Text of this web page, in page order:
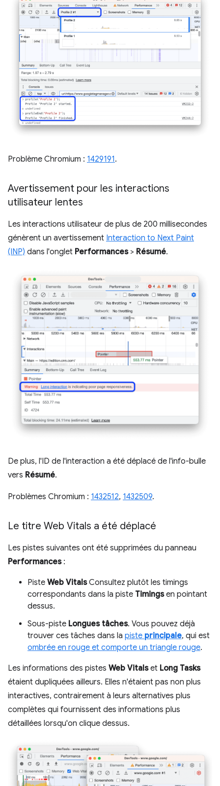
Problème Chromium : 1429191.
Avertissement pour les interactions
utilisateur lentes
Les interactions utilisateur de plus de 200 millisecondes
génèrent un avertissement Interaction to Next Paint
(INP) dans l'onglet Performances> Résumé.
De plus, l'ID de l'interaction a été déplacé de l'info-bulle
vers Résumé.
Problèmes Chromium : 1432512, 1432509.
Le titre Web Vitals a été déplacé
Les pistes suivantes ont été supprimées du panneau
Performances:
Piste Web VitalsConsultez plutôt les timings
correspondants dans la piste Timingsen pointant
dessus.
Sous-piste Longues tâches. Vous pouvez déjà
trouver ces tâches dans la piste principale, qui est
ombrée en rouge et comporte un triangle rouge.
Les informations des pistes Web Vitalset Long Tasks
étaient dupliquées ailleurs. Elles n'étaient pas non plus
interactives, contrairement à leurs alternatives plus
complètes qui fournissent des informations plus
détaillées lorsqu'on clique dessus.